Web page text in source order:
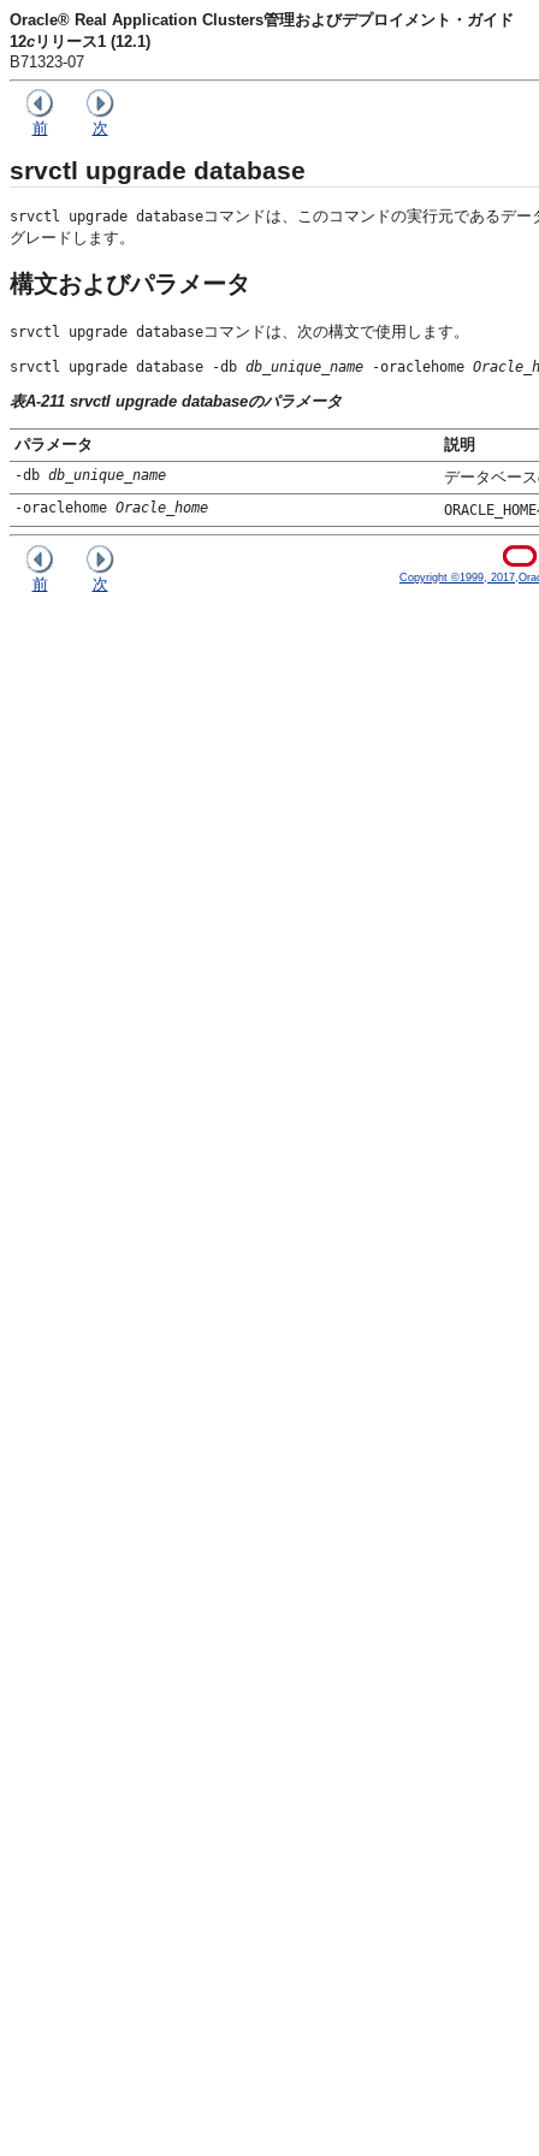
Oracle® Real Application Clusters管理およびデプロイメント・ガイド
12c リリース1 (12.1)
B71323-07
前 次
srvctl upgrade database
srvctl upgrade databaseコマンドは、このコマンドの実行元であるデ
グレードします。
構文およびパラメータ
srvctl upgrade databaseコマンドは、次の構文で使用します。
srvctl upgrade database -db db_unique_name -oraclehome
表A-211 srvctl upgrade databaseのパラメータ
パラメータ 説明
-db db_unique_name データベー
-oraclehome Oracle_home ORACLE_HOME
前 次 Copyright ©1999,